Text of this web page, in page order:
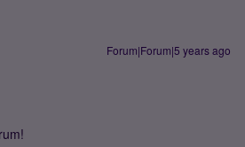
Forum|Forum|5 years ago